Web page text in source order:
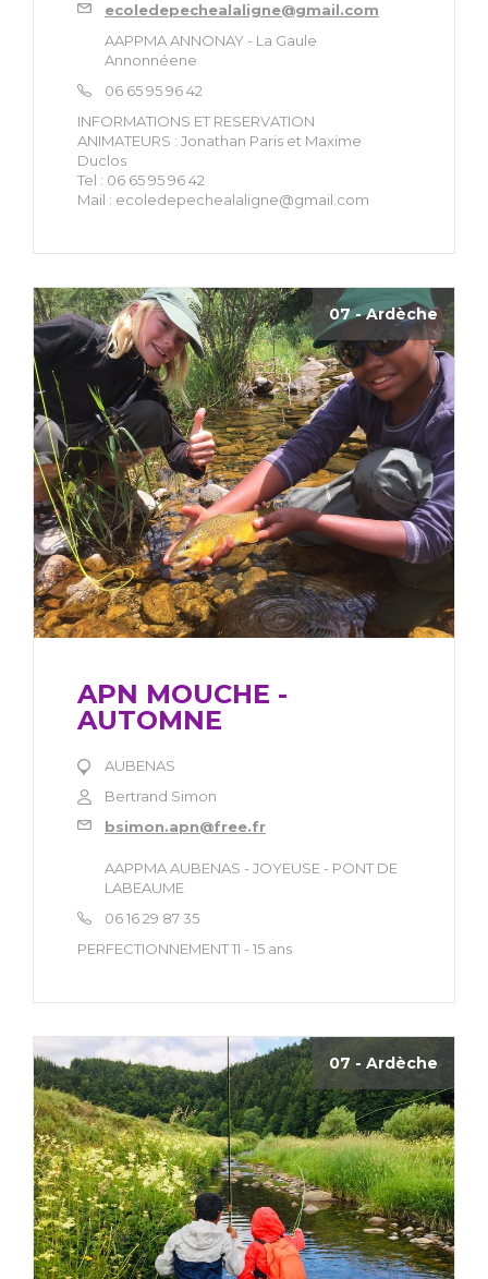
ecoledepechealaligne@gmail.com
AAPPMA ANNONAY - La Gaule
Annonnéene
06 65 95 96 42
INFORMATIONS ET RESERVATION
ANIMATEURS : Jonathan Paris et Maxime
Duclos
Tel : 06 65 95 96 42
Mail : ecoledepechealaligne@gmail.com
07 - Ardèche
APN MOUCHE -
AUTOMNE
AUBENAS
Bertrand Simon
bsimon.apn@free.fr
AAPPMA AUBENAS - JOYEUSE - PONT DE
LABEAUME
06 16 29 87 35
PERFECTIONNEMENT 11 - 15 ans
07 - Ardèche